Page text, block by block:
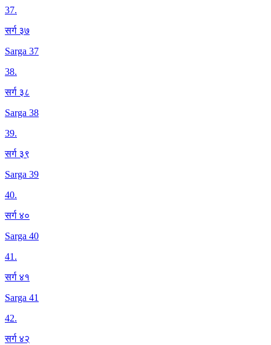
37.
सर्ग ३७
Sarga 37
38.
सर्ग ३८
Sarga 38
39.
सर्ग ३९
Sarga 39
40.
सर्ग ४०
Sarga 40
41.
सर्ग ४१
Sarga 41
42.
सर्ग ४२